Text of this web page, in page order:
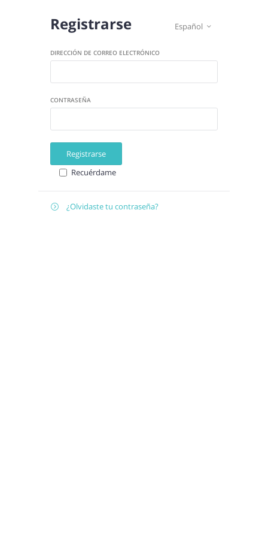
Español 
Registrarse
DIRECCIÓN DE CORREO ELECTRÓNICO
CONTRASEÑA
Registrarse
Recuérdame
 ¿Olvidaste tu contraseña?